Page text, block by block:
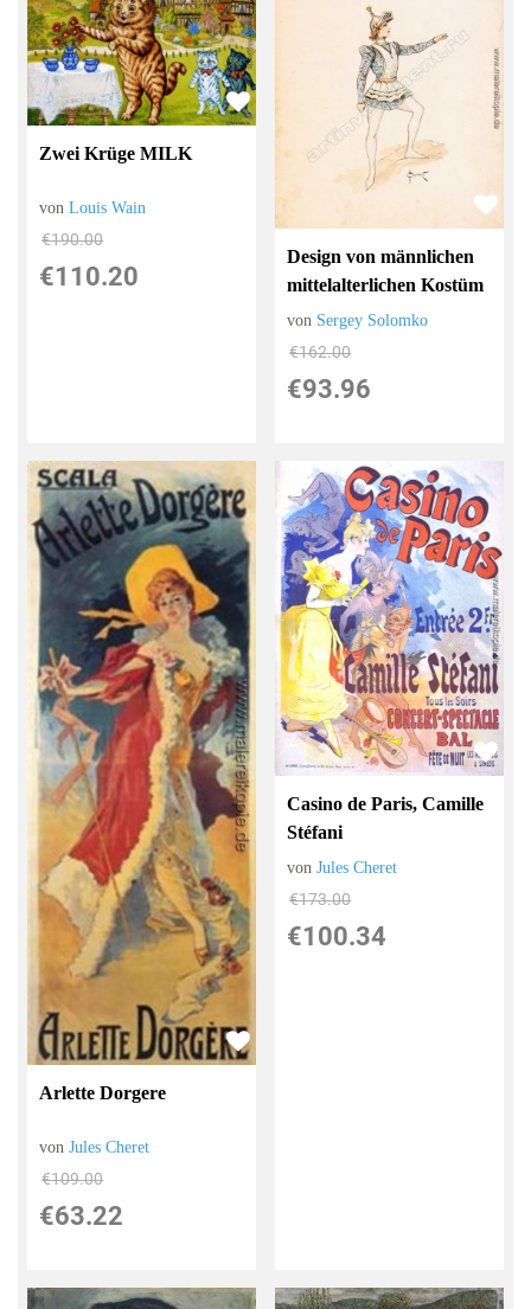
Zwei Krüge MILK
vonLouis Wain
€190.00
€110.20
Design von männlichen
mittelalterlichen Kostüm
von Sergey Solomko
€162.00
€93.96
Arlette Dorgere
vonJules Cheret
€109.00
€63.22
Casino de Paris, Camille
Stéfani
vonJules Cheret
€173.00
€100.34